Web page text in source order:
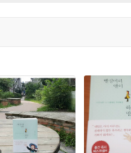
국인 친구에게도 정이
친구가 될 수 있는 그런
. 그 말을 이해할 즈음의
라도 오래 꿈꿔왔던 것을
멋지고 놀라운 일이
것 같아요.